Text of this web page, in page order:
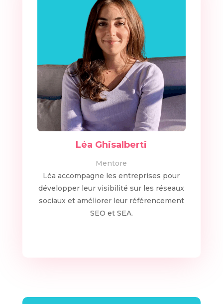
Léa Ghisalberti
Mentore
Léa accompagne les entreprises pour
développer leur visibilité sur les réseaux
sociaux et améliorer leur référencement
SEO et SEA.